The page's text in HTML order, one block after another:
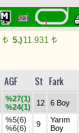
t 5.)11.931 t
AGF St Fark
%27(1)
%24(1)
12 6 Boy
%5(6)
%6(6)
9
Yarım
Boy